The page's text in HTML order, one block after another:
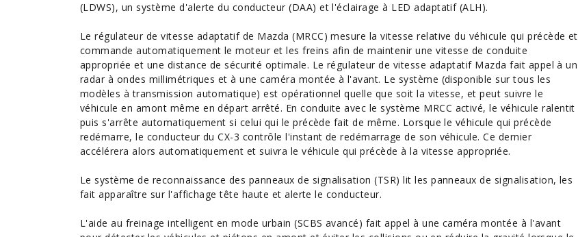
(LDWS), un système d'alerte du conducteur (DAA) et l'éclairage à LED adaptatif (ALH).
Le régulateur de vitesse adaptatif de Mazda (MRCC) mesure la vitesse relative du véhicule qui précède et
commande automatiquement le moteur et les freins afin de maintenir une vitesse de conduite
appropriée et une distance de sécurité optimale. Le régulateur de vitesse adaptatif Mazda fait appel à un
radar à ondes millimétriques et à une caméra montée à l'avant. Le système (disponible sur tous les
modèles à transmission automatique) est opérationnel quelle que soit la vitesse, et peut suivre le
véhicule en amont même en départ arrêté. En conduite avec le système MRCC activé, le véhicule ralentit
puis s'arrête automatiquement si celui qui le précède fait de même. Lorsque le véhicule qui précède
redémarre, le conducteur du CX-3 contrôle l'instant de redémarrage de son véhicule. Ce dernier
accélérera alors automatiquement et suivra le véhicule qui précède à la vitesse appropriée.
Le système de reconnaissance des panneaux de signalisation (TSR) lit les panneaux de signalisation, les
fait apparaître sur l'affichage tête haute et alerte le conducteur.
L'aide au freinage intelligent en mode urbain (SCBS avancé) fait appel à une caméra montée à l'avant